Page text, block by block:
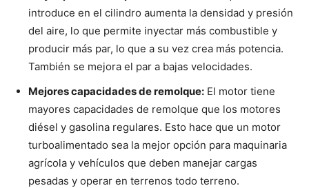
introduce en el cilindro aumenta la densidad y presión
del aire, lo que permite inyectar más combustible y
producir más par, lo que a su vez crea más potencia.
También se mejora el par a bajas velocidades.
Mejores capacidades de remolque: El motor tiene
mayores capacidades de remolque que los motores
diésel y gasolina regulares. Esto hace que un motor
turboalimentado sea la mejor opción para maquinaria
agrícola y vehículos que deben manejar cargas
pesadas y operar en terrenos todo terreno.